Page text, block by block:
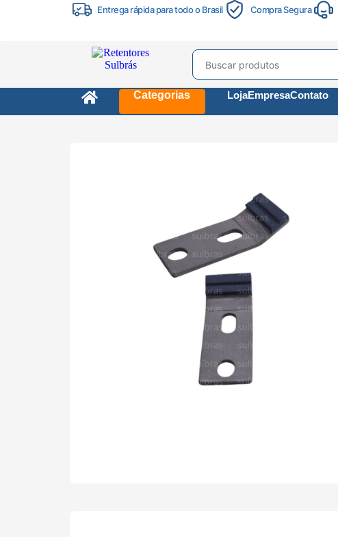
Entrega rápida para todo o Brasil Compra Segura
Categorias LojaEmpresaContato